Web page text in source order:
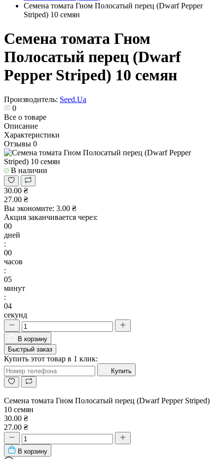
Семена томата Гном Полосатый перец (Dwarf Pepper
Striped) 10 семян
Семена томата Гном
Полосатый перец (Dwarf
Pepper Striped) 10 семян
Производитель: Seed.Ua
0
Все о товаре
Описание
Характеристики
Отзывы 0
В наличии
30.00 ₴
27.00 ₴
Вы экономите: 3.00 ₴
Акция заканчивается через:
00
дней
:
00
часов
:
05
минут
:
04
секунд
В корзину
Быстрый заказ
Купить этот товар в 1 клик:
Купить
Семена томата Гном Полосатый перец (Dwarf Pepper Striped)
10 семян
30.00 ₴
27.00 ₴
В корзину